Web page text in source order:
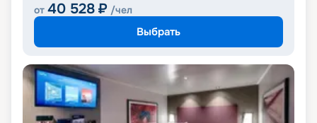
от 40 528 ₽ /чел
Выбрать